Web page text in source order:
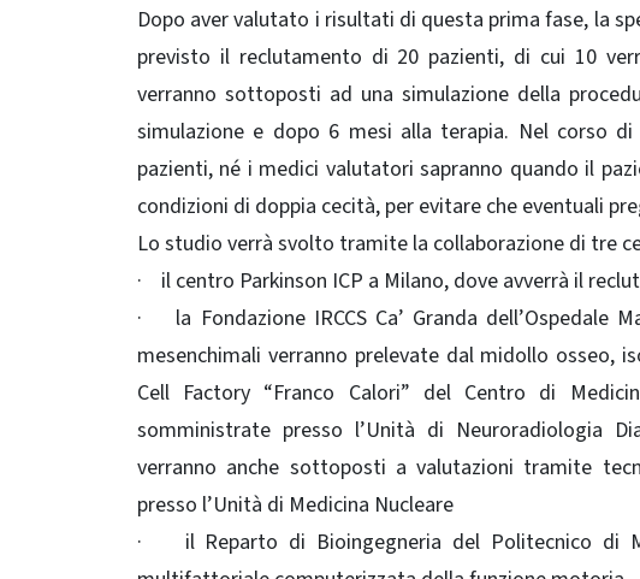
Dopo aver valutato i risultati di questa prima fase, la
previsto il reclutamento di 20 pazienti, di cui 10
verranno sottoposti ad una simulazione della
simulazione e dopo 6 mesi alla terapia. Nel corso
pazienti, né i medici valutatori sapranno quando il
condizioni di doppia cecità, per evitare che eventuali
Lo studio verrà svolto tramite la collaborazione di tre
· il centro Parkinson ICP a Milano, dove avverrà il
· la Fondazione IRCCS Ca’ Granda dell’Ospedale
mesenchimali verranno prelevate dal midollo osseo,
Cell Factory “Franco Calori” del Centro di
somministrate presso l’Unità di Neuroradiologia
verranno anche sottoposti a valutazioni tramite
presso l’Unità di Medicina Nucleare
· il Reparto di Bioingegneria del Politecnico di